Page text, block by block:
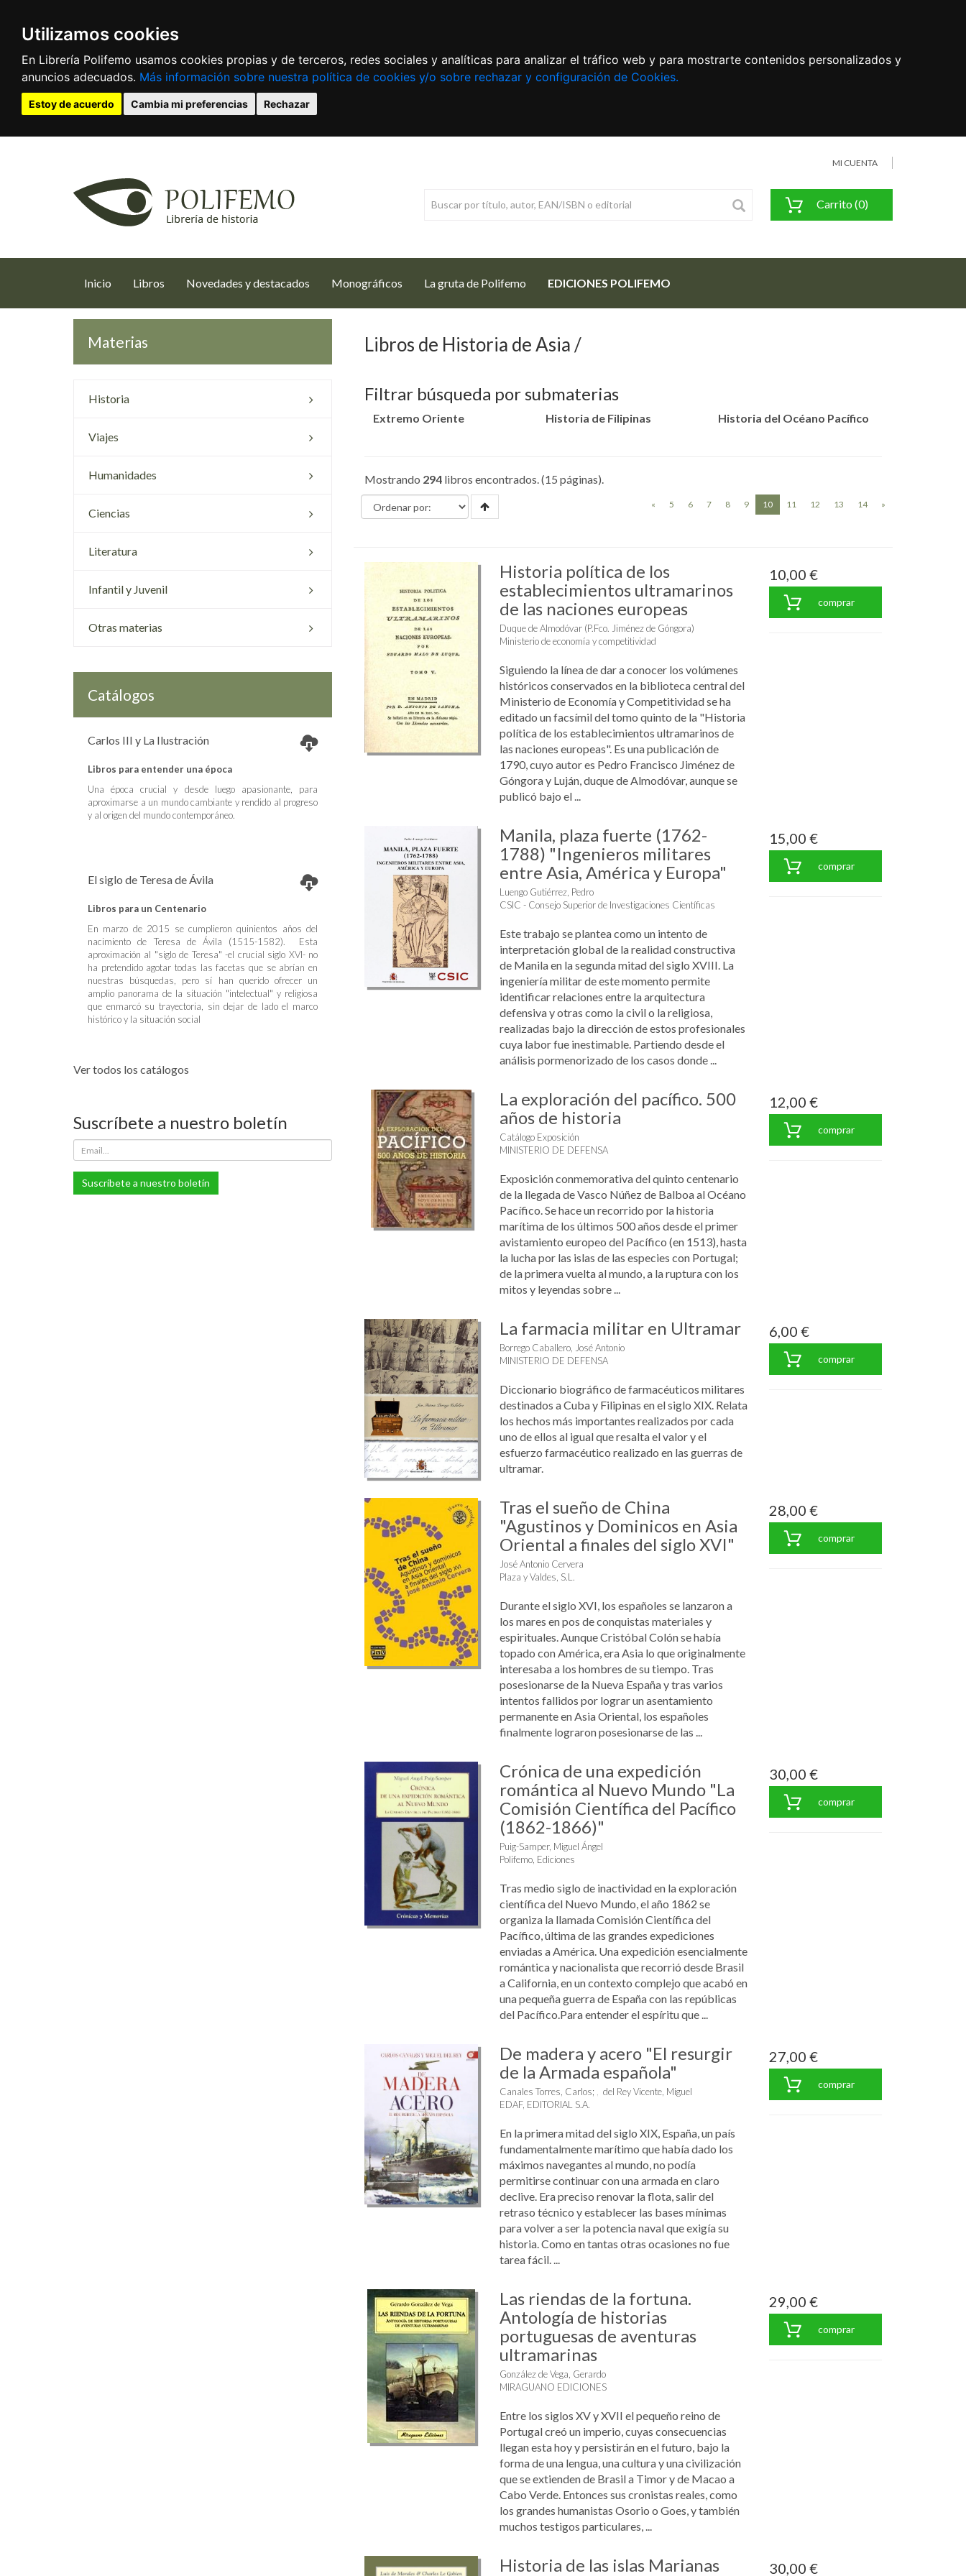
Utilizamos cookies
En Librería Polifemo usamos cookies propias y de terceros, redes sociales y analíticas para analizar el tráfico web y para mostrarte contenidos personalizados y
anuncios adecuados. Más información sobre nuestra política de cookies y/o sobre rechazar y configuración de Cookies.
Estoy de acuerdo Cambia mi preferencias Rechazar
MI CUENTA
Carrito (0)
Inicio (current)
Libros Novedades y destacados Monográficos La gruta de Polifemo EDICIONES POLIFEMO
Materias
Historia
Viajes
Humanidades
Ciencias
Literatura
Infantil y Juvenil
Otras materias
Catálogos
Carlos III y La Ilustración
Libros para entender una época
Una época crucial y desde luego apasionante, para
aproximarse a un mundo cambiante y rendido al progreso
y al origen del mundo contemporáneo.
El siglo de Teresa de Ávila
Libros para un Centenario
En marzo de 2015 se cumplieron quinientos años del
nacimiento de Teresa de Ávila (1515-1582). Esta
aproximación al "siglo de Teresa" -el crucial siglo XVI- no
ha pretendido agotar todas las facetas que se abrían en
nuestras búsquedas, pero sí han querido ofrecer un
amplio panorama de la situación "intelectual" y religiosa
que enmarcó su trayectoria, sin dejar de lado el marco
histórico y la situación social
Ver todos los catálogos
Suscríbete a nuestro boletín
Suscríbete a nuestro boletín
Libros de Historia de Asia
Filtrar búsqueda por submaterias
Extremo Oriente Historia de Filipinas Historia del Océano Pacífico
Mostrando 294 libros encontrados. (15 páginas).
« 5 6 7 8 9 10(current)
11 12 13 14 »
Historia política de los
establecimientos ultramarinos
de las naciones europeas
Duque de Almodóvar (P.Fco. Jiménez de Góngora)
Ministerio de economía y competitividad
Siguiendo la línea de dar a conocer los volúmenes
históricos conservados en la biblioteca central del
Ministerio de Economía y Competitividad se ha
editado un facsímil del tomo quinto de la "Historia
política de los establecimientos ultramarinos de
las naciones europeas". Es una publicación de
1790, cuyo autor es Pedro Francisco Jiménez de
Góngora y Luján, duque de Almodóvar, aunque se
publicó bajo el ...
10,00 €
comprar
Manila, plaza fuerte (1762-
1788) "Ingenieros militares
entre Asia, América y Europa"
Luengo Gutiérrez, Pedro
CSIC - Consejo Superior de Investigaciones Científicas
Este trabajo se plantea como un intento de
interpretación global de la realidad constructiva
de Manila en la segunda mitad del siglo XVIII. La
ingeniería militar de este momento permite
identificar relaciones entre la arquitectura
defensiva y otras como la civil o la religiosa,
realizadas bajo la dirección de estos profesionales
cuya labor fue inestimable. Partiendo desde el
análisis pormenorizado de los casos donde ...
15,00 €
comprar
La exploración del pacífico. 500
años de historia
Catálogo Exposición
MINISTERIO DE DEFENSA
Exposición conmemorativa del quinto centenario
de la llegada de Vasco Núñez de Balboa al Océano
Pacífico. Se hace un recorrido por la historia
marítima de los últimos 500 años desde el primer
avistamiento europeo del Pacífico (en 1513), hasta
la lucha por las islas de las especies con Portugal;
de la primera vuelta al mundo, a la ruptura con los
mitos y leyendas sobre ...
12,00 €
comprar
La farmacia militar en Ultramar
Borrego Caballero, José Antonio
MINISTERIO DE DEFENSA
Diccionario biográfico de farmacéuticos militares
destinados a Cuba y Filipinas en el siglo XIX. Relata
los hechos más importantes realizados por cada
uno de ellos al igual que resalta el valor y el
esfuerzo farmacéutico realizado en las guerras de
ultramar.
6,00 €
comprar
Tras el sueño de China
"Agustinos y Dominicos en Asia
Oriental a finales del siglo XVI"
José Antonio Cervera
Plaza y Valdes, S.L.
Durante el siglo XVI, los españoles se lanzaron a
los mares en pos de conquistas materiales y
espirituales. Aunque Cristóbal Colón se había
topado con América, era Asia lo que originalmente
interesaba a los hombres de su tiempo. Tras
posesionarse de la Nueva España y tras varios
intentos fallidos por lograr un asentamiento
permanente en Asia Oriental, los españoles
finalmente lograron posesionarse de las ...
28,00 €
comprar
Crónica de una expedición
romántica al Nuevo Mundo "La
Comisión Científica del Pacífico
(1862-1866)"
Puig-Samper, Miguel Ángel
Polifemo, Ediciones
Tras medio siglo de inactividad en la exploración
científica del Nuevo Mundo, el año 1862 se
organiza la llamada Comisión Científica del
Pacífico, última de las grandes expediciones
enviadas a América. Una expedición esencialmente
romántica y nacionalista que recorrió desde Brasil
a California, en un contexto complejo que acabó en
una pequeña guerra de España con las repúblicas
del Pacífico.Para entender el espíritu que ...
30,00 €
comprar
De madera y acero "El resurgir
de la Armada española"
Canales Torres, Carlos;
del Rey Vicente, Miguel
EDAF, EDITORIAL S.A.
En la primera mitad del siglo XIX, España, un país
fundamentalmente marítimo que había dado los
máximos navegantes al mundo, no podía
permitirse continuar con una armada en claro
declive. Era preciso renovar la flota, salir del
retraso técnico y establecer las bases mínimas
para volver a ser la potencia naval que exigía su
historia. Como en tantas otras ocasiones no fue
tarea fácil. ...
27,00 €
comprar
Las riendas de la fortuna.
Antología de historias
portuguesas de aventuras
ultramarinas
González de Vega, Gerardo
MIRAGUANO EDICIONES
Entre los siglos XV y XVII el pequeño reino de
Portugal creó un imperio, cuyas consecuencias
llegan esta hoy y persistirán en el futuro, bajo la
forma de una lengua, una cultura y una civilización
que se extienden de Brasil a Timor y de Macao a
Cabo Verde. Entonces sus cronistas reales, como
los grandes humanistas Osorio o Goes, y también
muchos testigos particulares, ...
29,00 €
comprar
Historia de las islas Marianas 30,00 €